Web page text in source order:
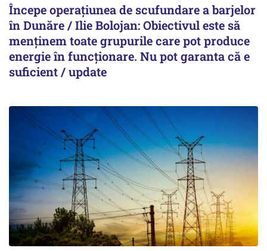
Începe operațiunea de scufundare a barjelor
în Dunăre / Ilie Bolojan: Obiectivul este să
menținem toate grupurile care pot produce
energie în funcționare. Nu pot garanta că e
suficient / update